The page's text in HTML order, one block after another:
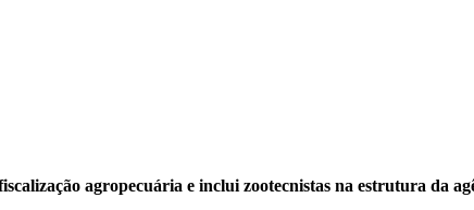
agropecuária e inclui zootecnistas na estrutura da